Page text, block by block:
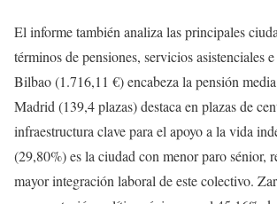
El informe también analiza las principales
términos de pensiones, servicios asistenciales
Bilbao (1.716,11 €) encabeza la pensión
Madrid (139,4 plazas) destaca en plazas de
infraestructura clave para el apoyo a la vida
(29,80%) es la ciudad con menor paro sénior,
mayor integración laboral de este colectivo.